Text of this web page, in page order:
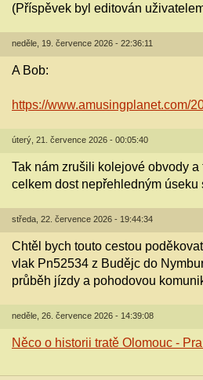
(Příspěvek byl editován
neděle, 19. července 2026 - 22:36:11
A Bob:
https://www.amusingplanet.com/
úterý, 21. července 2026 - 00:05:40
Tak nám zrušili kolejové obvody
celkem dost nepřehledným
středa, 22. července 2026 - 19:44:34
Chtěl bych touto cestou
vlak Pn52534 z Budějc do
průběh jízdy a pohodovou
neděle, 26. července 2026 - 14:39:08
Něco o historii tratě Olomouc -